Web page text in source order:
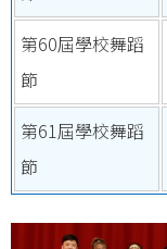
第60屆學校舞蹈
節
第61屆學校舞蹈
節